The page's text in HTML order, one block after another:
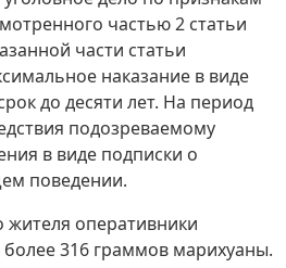
частью 2 статьи
части статьи
наказание в виде
до десяти лет. На период
подозреваемому
в виде подписки о
поведении.
жителя оперативники
316 граммов марихуаны.